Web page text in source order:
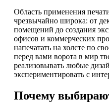
Область применения
чрезвычайно широка: от
помещений до создания
офисов и коммерческих
напечатать на холсте по
перед вами ворота в мир
реализовывать любые
экспериментировать с
Почему